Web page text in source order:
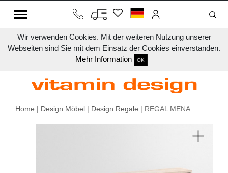
Wir verwenden Cookies. Mit der weiteren Nutzung unserer
Webseiten sind Sie mit dem Einsatz der Cookies einverstanden.
Mehr Information
OK
Home | Design Möbel | Design Regale | REGAL MENA